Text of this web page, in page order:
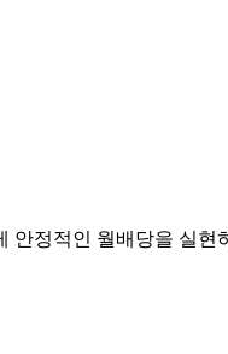
안정적인 월배당을 실